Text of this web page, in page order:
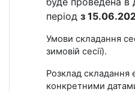
період з
Умови складання
зимовій сесії).
Розклад складання
конкретними